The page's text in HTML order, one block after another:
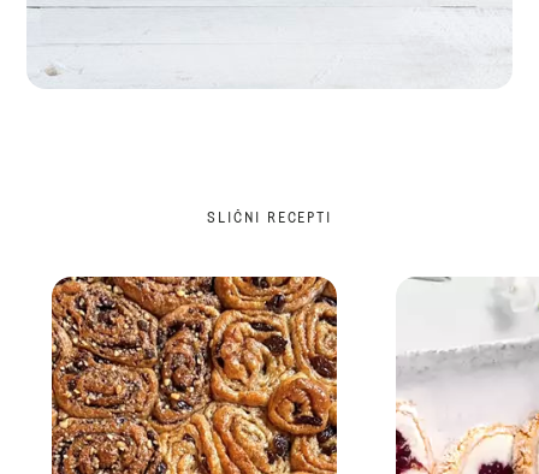
SLIČNI RECEPTI